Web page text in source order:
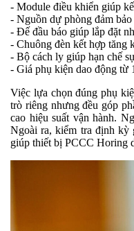
- Module điều khiển giúp
- Nguồn dự phòng đảm
- Đế đầu báo giúp lắp đặt
- Chuông đèn kết hợp tăng
- Bộ cách ly giúp hạn chế
- Giá phụ kiện dao động
Việc lựa chọn đúng phụ
trò riêng nhưng đều góp
cao hiệu suất vận hành.
Ngoài ra, kiểm tra định kỳ
giúp thiết bị PCCC Horing